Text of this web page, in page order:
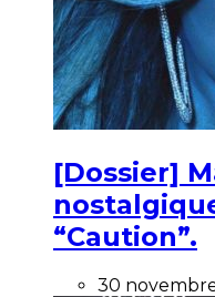
[Dossier]
“Caution”.
30